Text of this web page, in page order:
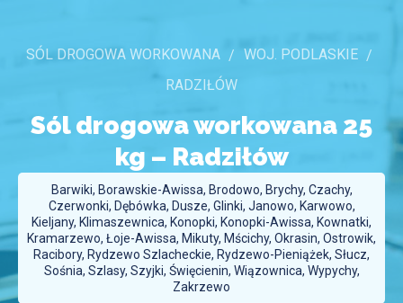
SÓL DROGOWA WORKOWANA
WOJ. PODLASKIE
RADZIŁÓW
Sól drogowa workowana 25
kg – Radziłów
Barwiki, Borawskie-Awissa, Brodowo, Brychy, Czachy,
Czerwonki, Dębówka, Dusze, Glinki, Janowo, Karwowo,
Kieljany, Klimaszewnica, Konopki, Konopki-Awissa, Kownatki,
Kramarzewo, Łoje-Awissa, Mikuty, Mścichy, Okrasin, Ostrowik,
Racibory, Rydzewo Szlacheckie, Rydzewo-Pieniążek, Słucz,
Sośnia, Szlasy, Szyjki, Święcienin, Wiązownica, Wypychy,
Zakrzewo